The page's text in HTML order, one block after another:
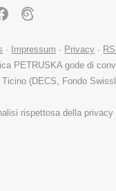
· Impressum · Privacy ·
PETRUSKA gode di
(DECS, Fondo
rispettosa della privacy